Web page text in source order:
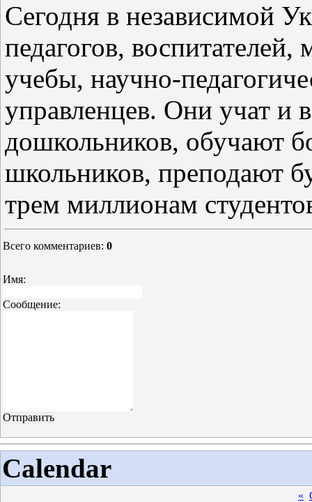
Сегодня в независимой
педагогов, воспитателей,
учебы, научно-
управленцев. Они учат и
дошкольников, обучают
школьников, преподают
трем миллионам
Всего комментариев: 0
Имя:
Сообщение:
Calendar
«